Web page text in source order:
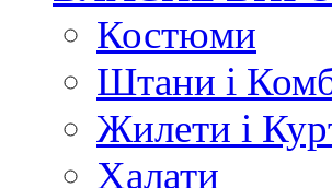
Костюми
Штани і
Жилети і
Халати